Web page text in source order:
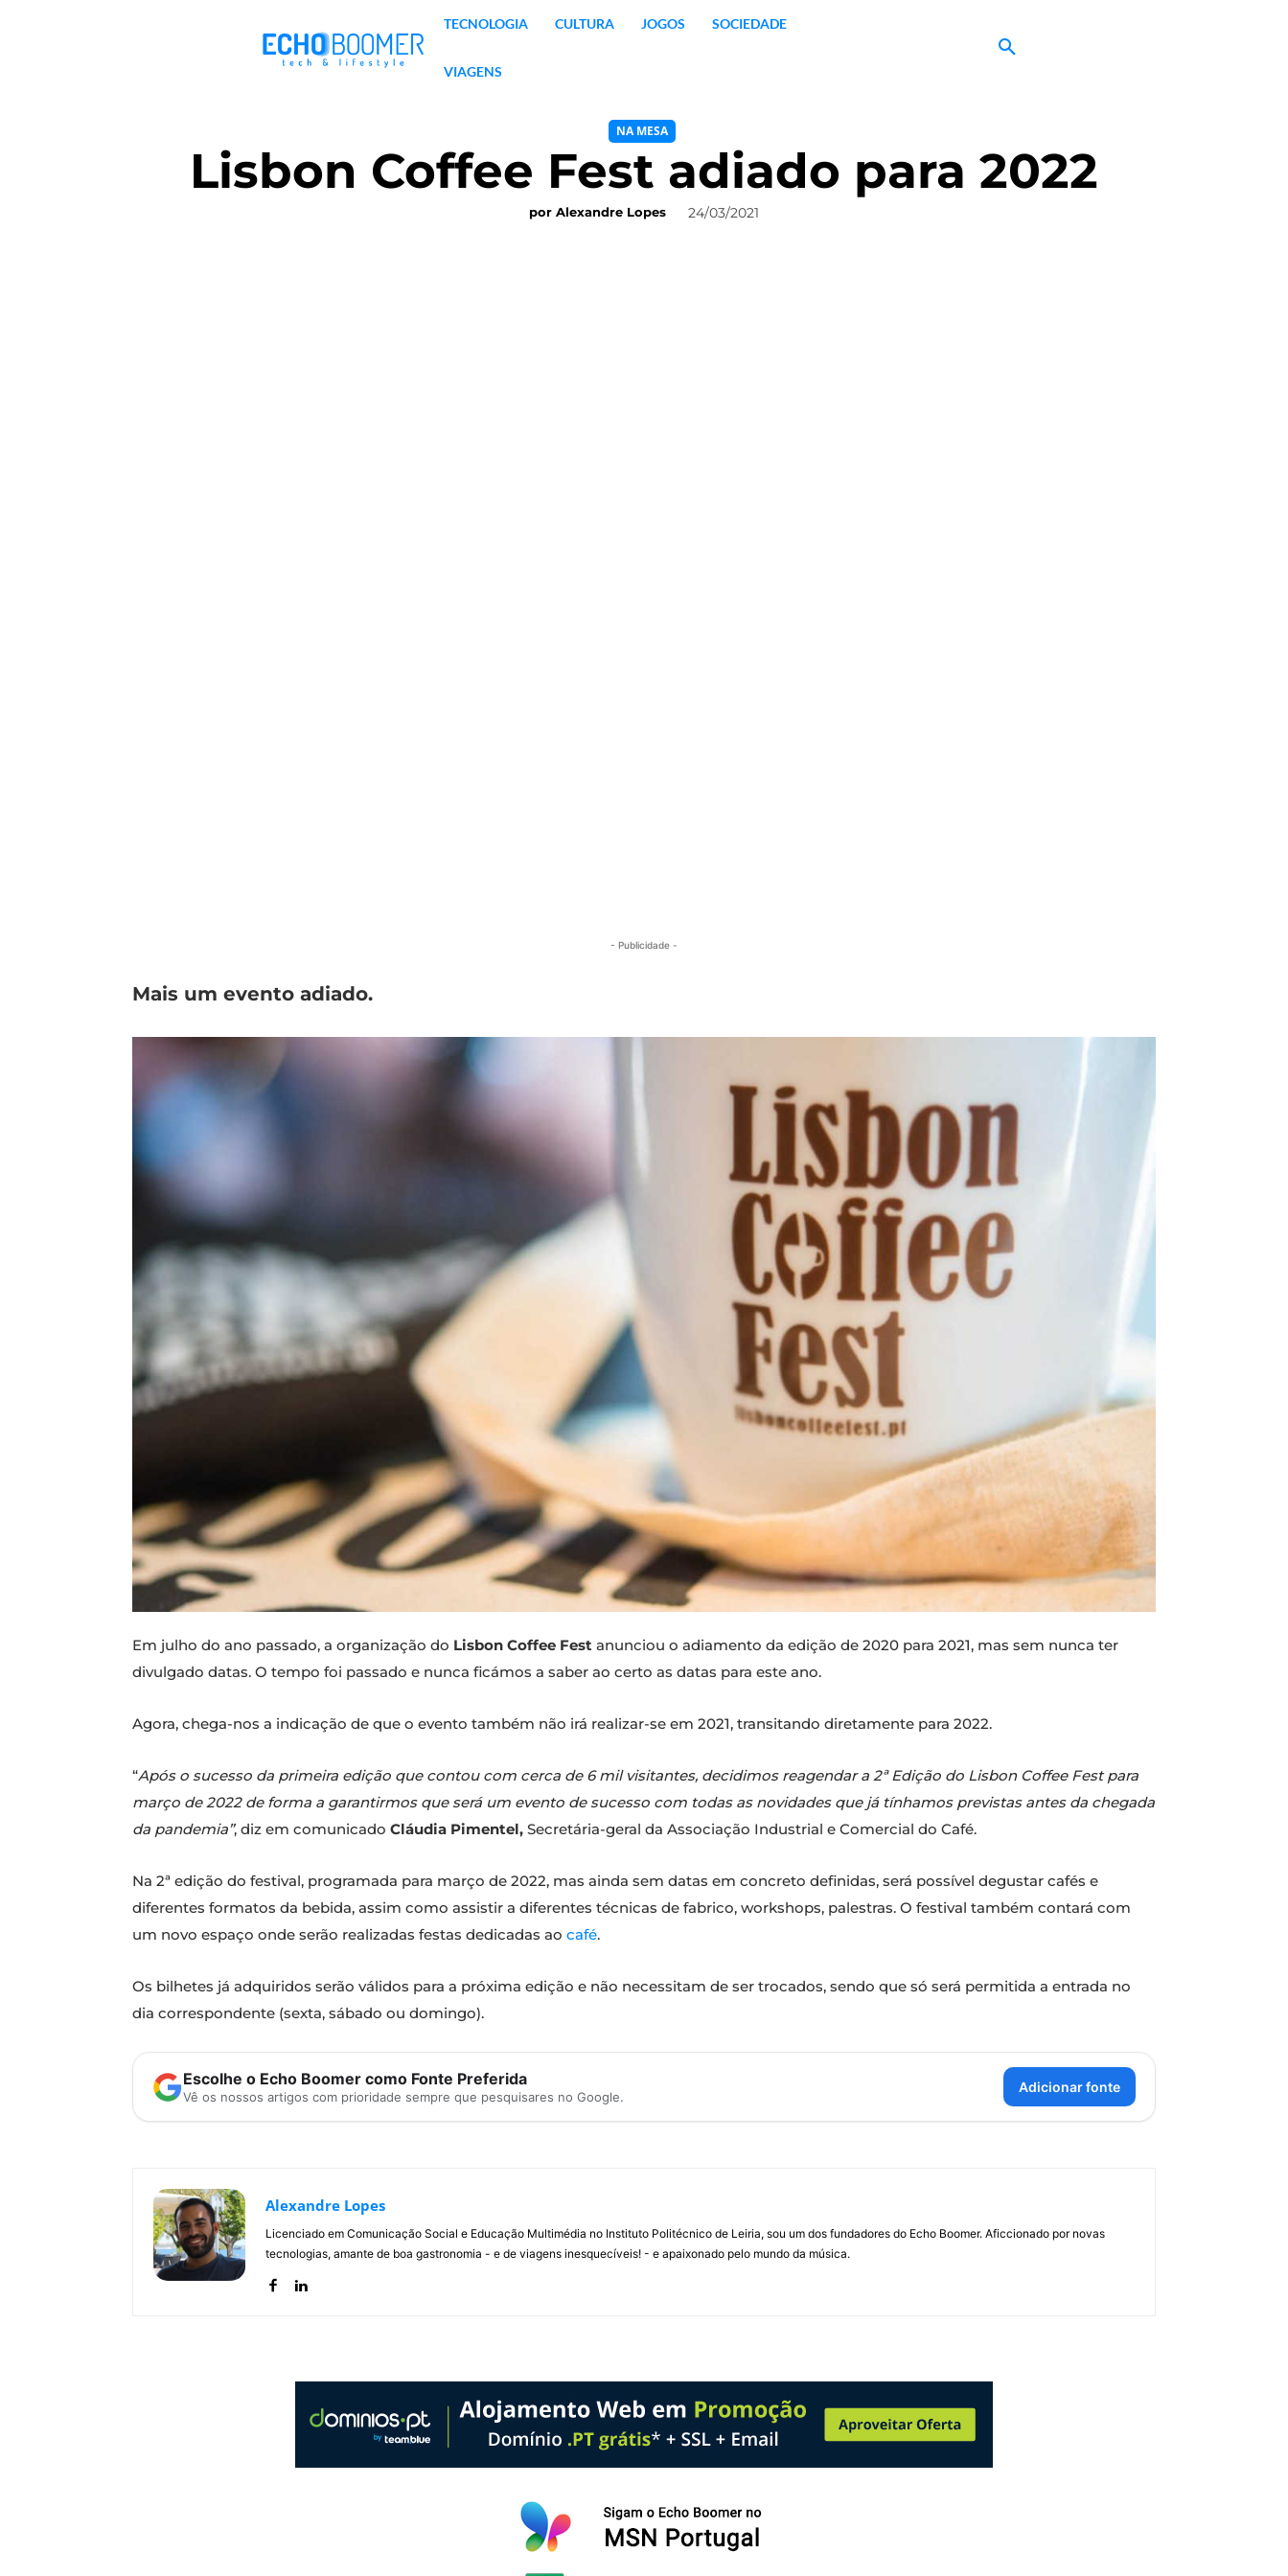
TECNOLOGIA CULTURA JOGOS SOCIEDADE
VIAGENS
NA MESA
Lisbon Coffee Fest adiado para 2022
por Alexandre Lopes 24/03/2021
- Publicidade -
Mais um evento adiado.
Em julho do ano passado, a organização do Lisbon Coffee Fest anunciou o adiamento da edição de 2020 para 2021, mas sem nunca ter
divulgado datas. O tempo foi passado e nunca ficámos a saber ao certo as datas para este ano.
Agora, chega-nos a indicação de que o evento também não irá realizar-se em 2021, transitando diretamente para 2022.
“Após o sucesso da primeira edição que contou com cerca de 6 mil visitantes, decidimos reagendar a 2ª Edição do Lisbon Coffee Fest para
março de 2022 de forma a garantirmos que será um evento de sucesso com todas as novidades que já tínhamos previstas antes da chegada
da pandemia”, diz em comunicado Cláudia Pimentel, Secretária-geral da Associação Industrial e Comercial do Café.
Na 2ª edição do festival, programada para março de 2022, mas ainda sem datas em concreto definidas, será possível degustar cafés e
diferentes formatos da bebida, assim como assistir a diferentes técnicas de fabrico, workshops, palestras. O festival também contará com
um novo espaço onde serão realizadas festas dedicadas ao café.
Os bilhetes já adquiridos serão válidos para a próxima edição e não necessitam de ser trocados, sendo que só será permitida a entrada no
dia correspondente (sexta, sábado ou domingo).
Escolhe o Echo Boomer como Fonte Preferida
Vê os nossos artigos com prioridade sempre que pesquisares no Google.
Adicionar fonte
Alexandre Lopes
Licenciado em Comunicação Social e Educação Multimédia no Instituto Politécnico de Leiria, sou um dos fundadores do Echo Boomer. Aficcionado por novas
tecnologias, amante de boa gastronomia - e de viagens inesquecíveis! - e apaixonado pelo mundo da música.